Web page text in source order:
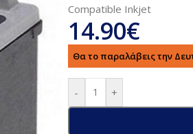
Compatible Inkjet
14.90€
Θα το παραλάβεις την
- +